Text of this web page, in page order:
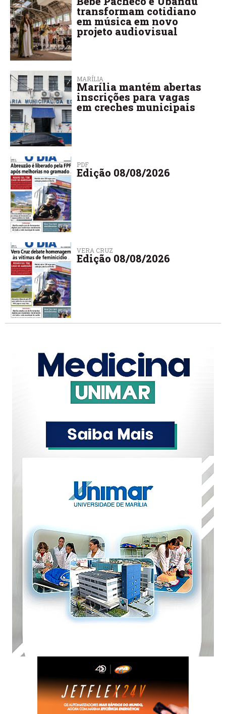
transformam cotidiano
em música em novo
projeto audiovisual
MARÍLIA
Marília mantém abertas
inscrições para vagas
em creches municipais
PDF
Edição 08/08/2026
VERA CRUZ
Edição 08/08/2026